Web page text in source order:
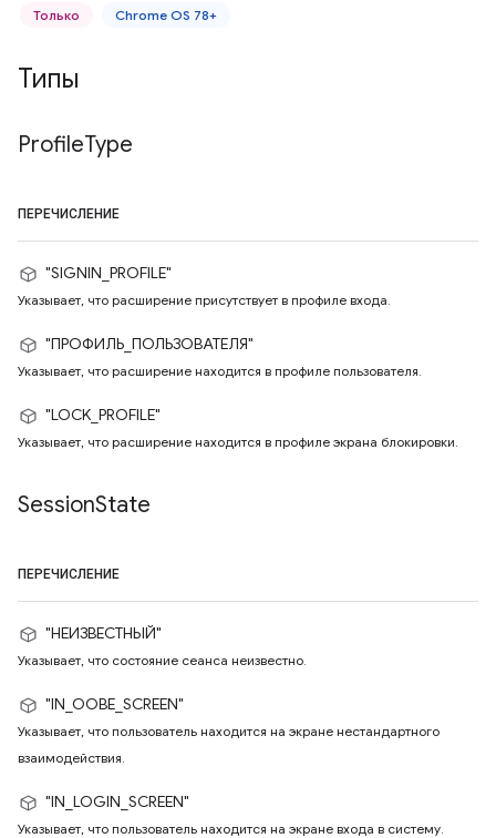
Только Chrome OS 78+
Типы
ProfileType
ПЕРЕЧИСЛЕНИЕ
"SIGNIN_PROFILE"
Указывает, что расширение присутствует в профиле входа.
"ПРОФИЛЬ_ПОЛЬЗОВАТЕЛЯ"
Указывает, что расширение находится в профиле пользователя.
"LOCK_PROFILE"
Указывает, что расширение находится в профиле экрана блокировки.
SessionState
ПЕРЕЧИСЛЕНИЕ
"НЕИЗВЕСТНЫЙ"
Указывает, что состояние сеанса неизвестно.
"IN_OOBE_SCREEN"
Указывает, что пользователь находится на экране нестандартного
взаимодействия.
"IN_LOGIN_SCREEN"
Указывает, что пользователь находится на экране входа в систему.